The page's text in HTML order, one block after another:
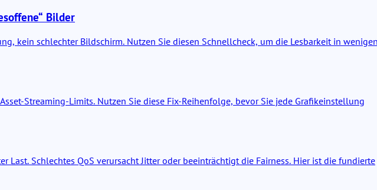
Bilder
kein schlechter Bildschirm. Nutzen Sie diesen Schnellcheck, um die Lesbarkeit in
Streaming-Limits. Nutzen Sie diese Fix-Reihenfolge, bevor Sie jede Grafikeinstellung
Last. Schlechtes QoS verursacht Jitter oder beeinträchtigt die Fairness. Hier ist die fundierte